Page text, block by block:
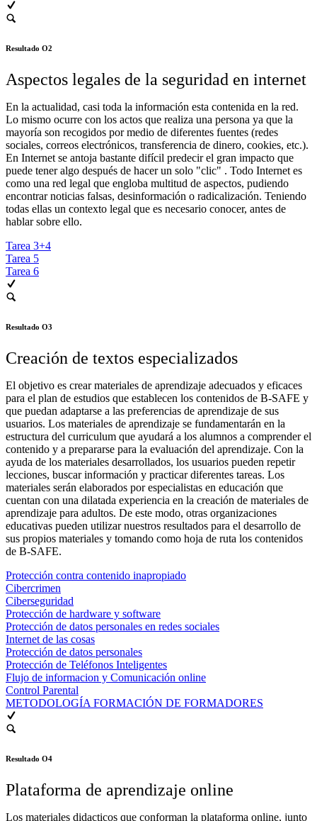
Resultado O2
Aspectos legales de la seguridad en internet
En la actualidad, casi toda la información esta contenida en la red.
Lo mismo ocurre con los actos que realiza una persona ya que la
mayoría son recogidos por medio de diferentes fuentes (redes
sociales, correos electrónicos, transferencia de dinero, cookies, etc.).
En Internet se antoja bastante difícil predecir el gran impacto que
puede tener algo después de hacer un solo "clic" . Todo Internet es
como una red legal que engloba multitud de aspectos, pudiendo
encontrar noticias falsas, desinformación o radicalización. Teniendo
todas ellas un contexto legal que es necesario conocer, antes de
hablar sobre ello.
Tarea 3+4
Tarea 5
Tarea 6
Resultado O3
Creación de textos especializados
El objetivo es crear materiales de aprendizaje adecuados y eficaces
para el plan de estudios que establecen los contenidos de B-SAFE y
que puedan adaptarse a las preferencias de aprendizaje de sus
usuarios. Los materiales de aprendizaje se fundamentarán en la
estructura del curriculum que ayudará a los alumnos a comprender el
contenido y a prepararse para la evaluación del aprendizaje. Con la
ayuda de los materiales desarrollados, los usuarios pueden repetir
lecciones, buscar información y practicar diferentes tareas. Los
materiales serán elaborados por especialistas en educación que
cuentan con una dilatada experiencia en la creación de materiales de
aprendizaje para adultos. De este modo, otras organizaciones
educativas pueden utilizar nuestros resultados para el desarrollo de
sus propios materiales y tomando como hoja de ruta los contenidos
de B-SAFE.
Protección contra contenido inapropiado
Cibercrimen
Ciberseguridad
Protección de hardware y software
Protección de datos personales en redes sociales
Internet de las cosas
Protección de datos personales
Protección de Teléfonos Inteligentes
Flujo de informacion y Comunicación online
Control Parental
METODOLOGÍA FORMACIÓN DE FORMADORES
Resultado O4
Plataforma de aprendizaje online
Los materiales didacticos que conforman la plataforma online, junto